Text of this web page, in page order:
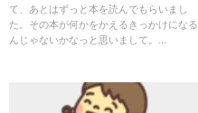
て、あとはずっと本を読んでもらいまし
た。その本が何かをかえるきっかけになる
んじゃないかなっと思いまして。...